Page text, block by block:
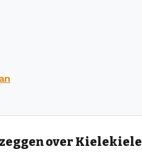
over Kielekiele